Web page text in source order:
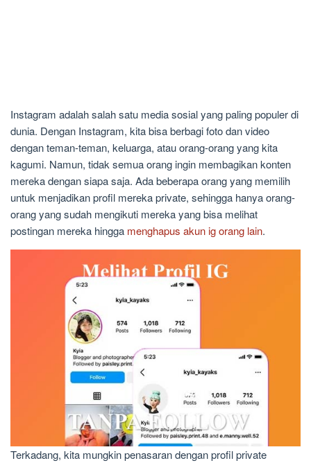
Instagram adalah salah satu media sosial yang paling populer di
dunia. Dengan Instagram, kita bisa berbagi foto dan video
dengan teman-teman, keluarga, atau orang-orang yang kita
kagumi. Namun, tidak semua orang ingin membagikan konten
mereka dengan siapa saja. Ada beberapa orang yang memilih
untuk menjadikan profil mereka private, sehingga hanya orang-
orang yang sudah mengikuti mereka yang bisa melihat
postingan mereka hingga menghapus akun ig orang lain.
Terkadang, kita mungkin penasaran dengan profil private